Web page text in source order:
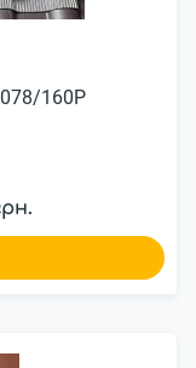
160P